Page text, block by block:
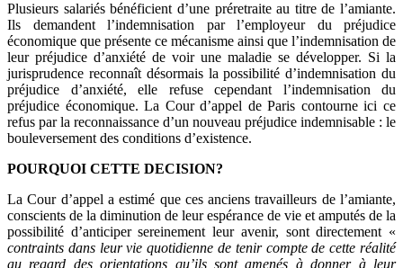
Plusieurs salariés bénéficient d’une préretraite au titre de l’amiante.
Ils demandent l’indemnisation par l’employeur du préjudice
économique que présente ce mécanisme ainsi que l’indemnisation de
leur préjudice d’anxiété de voir une maladie se développer. Si la
jurisprudence reconnaît désormais la possibilité d’indemnisation du
préjudice d’anxiété, elle refuse cependant l’indemnisation du
préjudice économique. La Cour d’appel de Paris contourne ici ce
refus par la reconnaissance d’un nouveau préjudice indemnisable : le
bouleversement des conditions d’existence.
POURQUOI CETTE DECISION?
La Cour d’appel a estimé que ces anciens travailleurs de l’amiante,
conscients de la diminution de leur espérance de vie et amputés de la
possibilité d’anticiper sereinement leur avenir, sont directement «
contraints dans leur vie quotidienne de tenir compte de cette réalité
au regard des orientations qu’ils sont amenés à donner à leur